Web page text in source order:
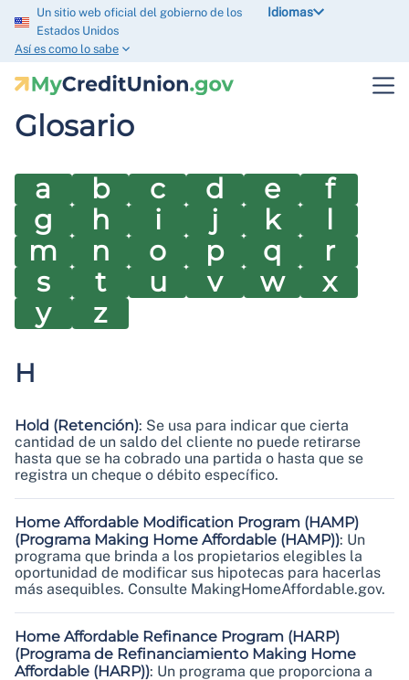
Un sitio web oficial del gobierno de los
Estados Unidos
Así es como lo sabe
Idiomas
Glosario
a b c d e
f
g
h i j k
l
m
n o p q
r
s
t u v w
x
y
z
H
Hold (Retención): Se usa para indicar que cierta
cantidad de un saldo del cliente no puede retirarse
hasta que se ha cobrado una partida o hasta que se
registra un cheque o débito específico.
Home Affordable Modification Program (HAMP)
(Programa Making Home Affordable (HAMP)): Un
programa que brinda a los propietarios elegibles la
oportunidad de modificar sus hipotecas para hacerlas
más asequibles. Consulte MakingHomeAffordable.gov.
Home Affordable Refinance Program (HARP)
(Programa de Refinanciamiento Making Home
Affordable (HARP)): Un programa que proporciona a